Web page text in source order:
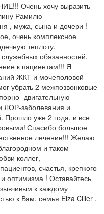
Очень хочу выразить
Рамилю
, мужа, сына и дочери !
очень комплексное
теплоту,
обязанностей,
к пациентам!!! Я
ЖКТ и мочеполовой
убрать 2 межпозвонковые
двигательную
ЛОР-заболевания и
Прошло уже 2 года, и все
Спасибо большое
лечение!!! Желаю
и таком
коллег,
счастья, крепкого
оптимизма ! Оставайтесь
к каждому
к Вам, семья Elza Ciller ,